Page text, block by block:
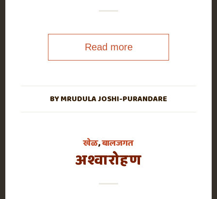
Read more
BYMRUDULA JOSHI-PURANDARE
खेळ,बालजगत
अश्वारोहण